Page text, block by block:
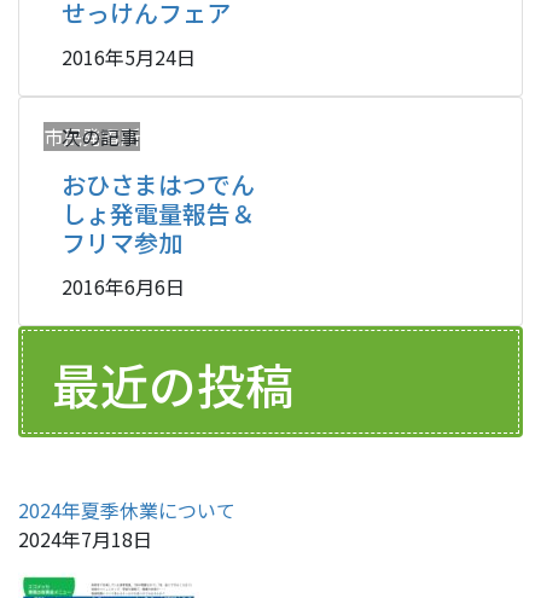
せっけんフェア
2016年5月24日
市民発電所
次の記事
おひさまはつでん
しょ発電量報告＆
フリマ参加
2016年6月6日
最近の投稿
2024年夏季休業について
2024年7月18日